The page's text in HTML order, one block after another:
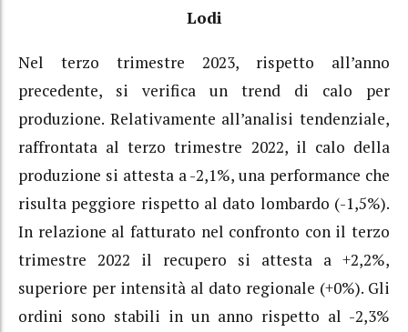
Lodi
Nel terzo trimestre 2023, rispetto all’anno
precedente, si verifica un trend di calo per
produzione. Relativamente all’analisi tendenziale,
raffrontata al terzo trimestre 2022, il calo della
produzione si attesta a -2,1%, una performance che
risulta peggiore rispetto al dato lombardo (-1,5%).
In relazione al fatturato nel confronto con il terzo
trimestre 2022 il recupero si attesta a +2,2%,
superiore per intensità al dato regionale (+0%). Gli
ordini sono stabili in un anno rispetto al -2,3%